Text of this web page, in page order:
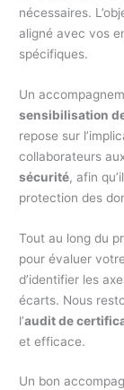
nécessaires.
aligné avec vos
spécifiques.
Un
sensibilisation
repose sur
collaborateurs
sécurité, afin
protection des
Tout au long du
pour évaluer
d’identifier les
écarts. Nous
l’audit de
et efficace.
Un bon